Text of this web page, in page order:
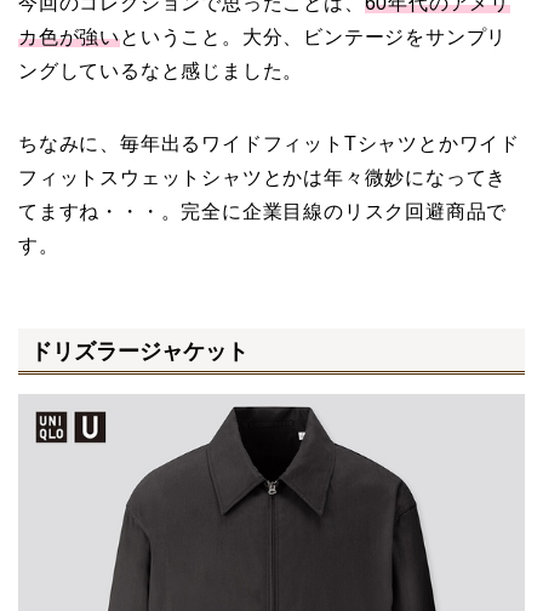
カ色が強いということ。大分、ビンテージをサンプリ
ングしているなと感じました。
ちなみに、毎年出るワイドフィットTシャツとかワイド
フィットスウェットシャツとかは年々微妙になってき
てますね・・・。完全に企業目線のリスク回避商品で
す。
ドリズラージャケット